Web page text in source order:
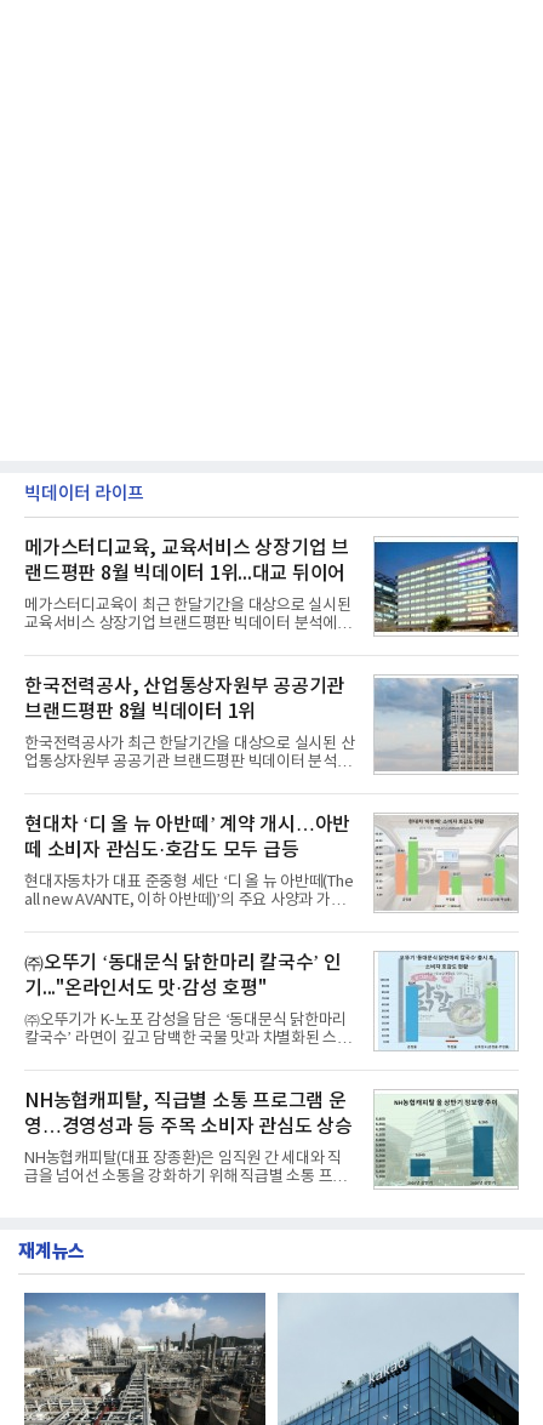
빅데이터 라이프
메가스터디교육, 교육서비스 상장기업 브
랜드평판 8월 빅데이터 1위...대교 뒤이어
메가스터디교육이 최근 한달기간을 대상으로 실시된
교육서비스 상장기업 브랜드평판 빅데이터 분석에서
일 한국기업평판연구소(소장 구창환)는 국내 교육서
비스 상장기업 브랜드를 대상으로 지난 7월 7일부터
8월 7일까지 수집된 소비자 빅데이터 10,074,233건
을 분석한 결과, 메가스터디교육이 브랜드평판지수
1,710,926을 기록하며 8월 1위에 올랐다고 밝혔다.
분석에 활용된 빅데이터는 지난 7월(9,491,206건) 대
비 6.14% 증가한 수치로, 교육서비스 상장기업 브랜
디교육, 대교, 디지
한국전력공사, 산업통상자원부 공공기관
브랜드평판 8월 빅데이터 1위
한국전력공사가 최근 한달기간을 대상으로 실시된 산
업통상자원부 공공기관 브랜드평판 빅데이터 분석에
이 순으로 뒤를 이었다.7일 한국기업평판연구소(소장
구창환)는 산업통상자원부 공공기관 41개 브랜드를
대상으로 지난 7월 7일부터 8월 7일까지 수집된 소비
자 빅데이터 91,102,549건을 분석한 결과, 한국전력
공사가 브랜드평판지수 10,670,633을 기록하며 8월
1위에 올랐다고 밝혔다. 분석에 활용된 빅데이터는 지
난 7월(88,893,823건) 대비 2.48% 증가한 수치다.연
수력원자력, 한국석
현대차 ‘디 올 뉴 아반떼’ 계약 개시…아반
떼 소비자 관심도·호감도 모두 급등
현대자동차가 대표 준중형 세단 ‘디 올 뉴 아반떼(The
all new AVANTE, 이하 아반떼)’의 주요 사양과 가격
떼는 6년 만에 선보이는 8세대 완전변경 모델로, ▲정
교한 선과 면을 중심으로 완성한 파격적인 디자인 ▲
과거 중형 세단 수준으로 확대된 차체 제원 ▲글로벌
최고 수준의 안전성 ▲성능과 효율을 동시에 높인 주
행 완성도 ▲첨단 편의 및 디지털 사양 적용 등을 통해
글로벌 준중형 세단의 새로운 기준을 세웠다.아반떼
는 가솔린 2.0과 1.6 하이브리드 두 가지 파워트레인
넘
㈜오뚜기 ‘동대문식 닭한마리 칼국수’ 인
기..."온라인서도 맛·감성 호평"
㈜오뚜기가 K-노포 감성을 담은 ‘동대문식 닭한마리
칼국수’ 라면이 깊고 담백한 국물 맛과 차별화된 스토
혔다.‘동대문식 닭한마리 칼국수’는 예상을 뛰어넘는
소비자 호응에 힘입어 지난 7월 13일 첫 선을 보인 지
단 18일 만에 누적 판매량 50만 개를 돌파하는 성과를
거두었다.이번 신제품은 개발진이 전국의 닭한마리
전문점을 직접 찾아 다니며 최적의 육수 비율을 완성
했다. 자극적이지 않으면서도 깊은 닭육수에 마늘의
개운한 풍미를 더했으며, 국물이 잘 배어들면서도 쫄
서도
NH농협캐피탈, 직급별 소통 프로그램 운
영…경영성과 등 주목 소비자 관심도 상승
NH농협캐피탈(대표 장종환)은 임직원 간 세대와 직
급을 넘어선 소통을 강화하기 위해 직급별 소통 프로
영지원부 홍보팀과 2026년 새로이(e)＊가 공동 주관
쳐 진행됐다.참고로 새로이(e)는 NH농협캐피탈 MZ
세대들로(과장~계장) 구성된 자율 참여조직으로, 조
직문화 혁신과 업무 효율성 향상을 위한 다양한 활동
을 추진하며,새로운 변화와 이로운 영향력을 조직전
반에 전파하는 역할
재계뉴스